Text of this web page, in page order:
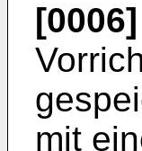
[0006]
mit